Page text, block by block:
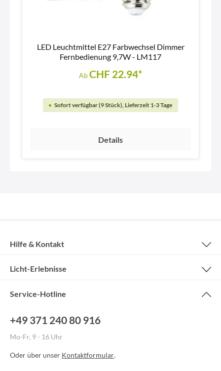
LED Leuchtmittel E27 Farbwechsel Dimmer
Fernbedienung 9,7W - LM117
AbCHF 22.94*
Sofort verfügbar (9 Stück), Lieferzeit 1-3 Tage
Details
Service-Hotline
+49 371 240 80 916
Mo-Fr, 9 - 16 Uhr
Oder über unser Kontaktformular.
Hilfe & Kontakt
Licht-Erlebnisse